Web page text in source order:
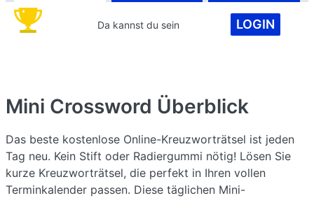
Da kannst du sein LOGIN
Mini Crossword Überblick
Das beste kostenlose Online-Kreuzworträtsel ist jeden
Tag neu. Kein Stift oder Radiergummi nötig! Lösen Sie
kurze Kreuzworträtsel, die perfekt in Ihren vollen
Terminkalender passen. Diese täglichen Mini-